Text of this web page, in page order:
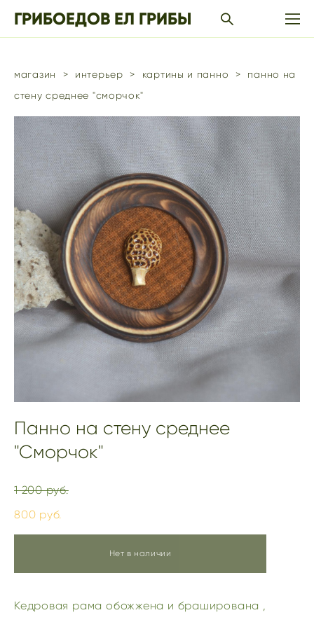
ГРИБОЕДОВ ЕЛ ГРИБЫ
магазин > интерьер > картины и панно >
панно на
стену среднее "сморчок"
Панно на стену среднее
"Сморчок"
1 200 pуб.
800 pуб.
Нет в наличии
Кедровая рама обожжена и браширована ,